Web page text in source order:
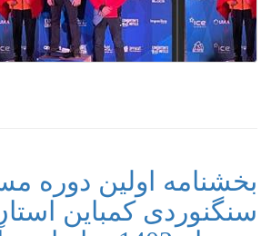
بخشنامه اولین دوره
سنگنوردی کمباین